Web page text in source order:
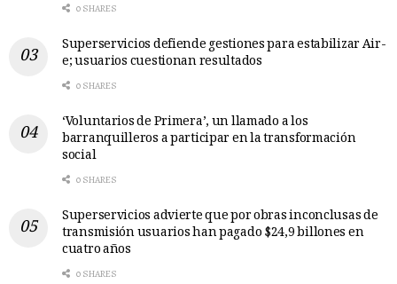
0 SHARES
Superservicios defiende gestiones para estabilizar Air-
e; usuarios cuestionan resultados
0 SHARES
‘Voluntarios de Primera’, un llamado a los
barranquilleros a participar en la transformación
social
0 SHARES
Superservicios advierte que por obras inconclusas de
transmisión usuarios han pagado $24,9 billones en
cuatro años
0 SHARES